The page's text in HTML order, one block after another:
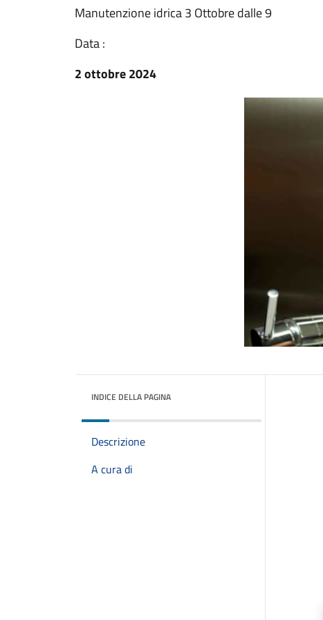
Manutenzione idrica 3 Ottobre dalle 9
Data :
2 ottobre 2024
INDICE DELLA PAGINA
Descrizione
A cura di